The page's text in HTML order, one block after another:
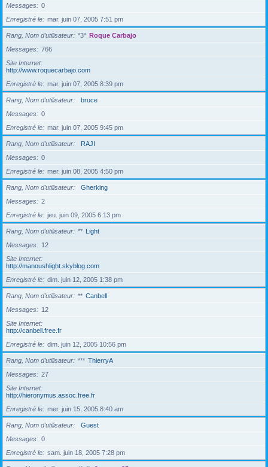
Messages
0
Enregistré le
mar. juin 07, 2005 7:51 pm
Rang, Nom d’utilisateur *3* Roque Carbajo
Messages
766
Site Internet
http://www.roquecarbajo.com
Enregistré le
mar. juin 07, 2005 8:39 pm
Rang, Nom d’utilisateur
bruce
Messages
0
Enregistré le
mar. juin 07, 2005 9:45 pm
Rang, Nom d’utilisateur
RAJI
Messages
0
Enregistré le
mer. juin 08, 2005 4:50 pm
Rang, Nom d’utilisateur
Gherking
Messages
2
Enregistré le
jeu. juin 09, 2005 6:13 pm
Rang, Nom d’utilisateur ** Light
Messages
12
Site Internet
http://manoushlight.skyblog.com
Enregistré le
dim. juin 12, 2005 1:38 pm
Rang, Nom d’utilisateur ** Canbell
Messages
12
Site Internet
http://canbell.free.fr
Enregistré le
dim. juin 12, 2005 10:56 pm
Rang, Nom d’utilisateur *** ThierryA
Messages
27
Site Internet
http://hieronymus.assoc.free.fr
Enregistré le
mer. juin 15, 2005 8:40 am
Rang, Nom d’utilisateur
Guest
Messages
0
Enregistré le
sam. juin 18, 2005 7:28 pm